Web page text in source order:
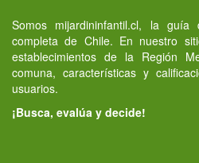
Somos mijardininfantil.cl, la
completa de Chile. En nuestro
establecimientos de la Región
comuna, características y
usuarios.
¡Busca, evalúa y decide!